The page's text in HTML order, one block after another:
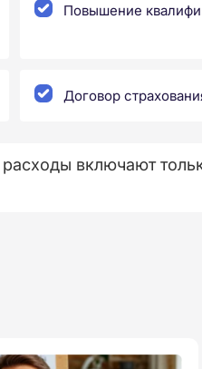
Повышение
Договор
включают